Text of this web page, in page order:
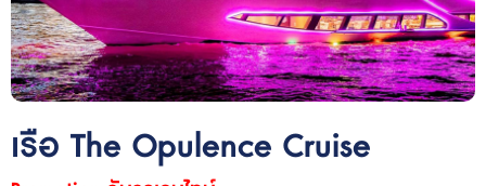
เรือ The Opulence Cruise